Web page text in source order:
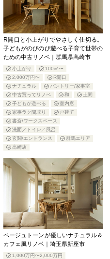
R開口と小上がりでやさしく仕切る。
子どもがのびのび遊べる子育て世帯の
ための中古リノベ｜群馬県高崎市
小上がり
100㎡〜
2,000万円〜
R開口
ナチュラル
パントリー/家事室
中古買ってリノベ
和
土間
子どもが遊べる
室内窓
家事ラク間取り
戸建て
書斎/ワークスペース
洗面／トイレ／風呂
玄関/エントランス
群馬エリア
高崎店
ベージュトーンが優しいナチュラル＆
カフェ風リノベ｜埼玉県新座市
1,000万円〜2,000万円